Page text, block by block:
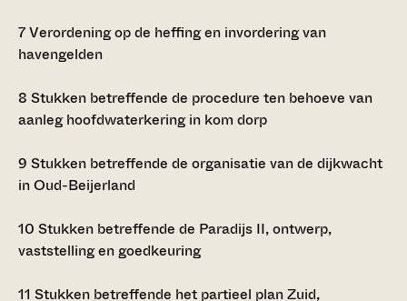
7Verordening op de heffing en invordering van
havengelden
8 Stukken betreffende de procedure ten behoeve van
aanleg hoofdwaterkering in kom dorp
9 Stukken betreffende de organisatie van de dijkwacht
in Oud-Beijerland
10 Stukken betreffende de Paradijs II, ontwerp,
vaststelling en goedkeuring
11 Stukken betreffende het partieel plan Zuid,